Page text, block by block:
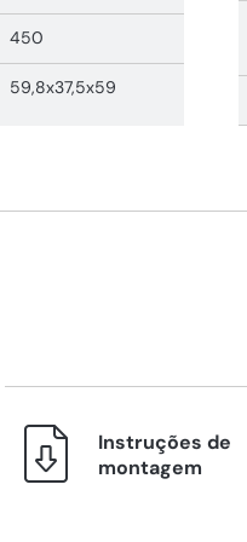
450
59,8x37,5x59
Instruções de
montagem